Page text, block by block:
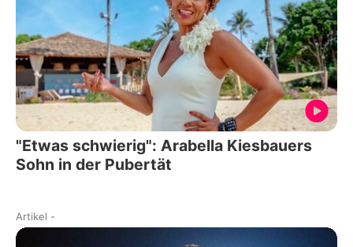
"Etwas schwierig": Arabella Kiesbauers
Sohn in der Pubertät
Artikel -